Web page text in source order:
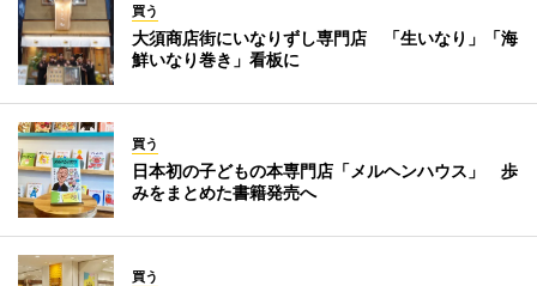
買う
大須商店街にいなりずし専門店 「生いなり」「海
鮮いなり巻き」看板に
買う
日本初の子どもの本専門店「メルヘンハウス」 歩
みをまとめた書籍発売へ
買う